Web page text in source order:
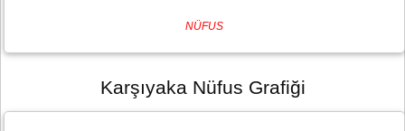
NÜFUS
Karşıyaka Nüfus Grafiği